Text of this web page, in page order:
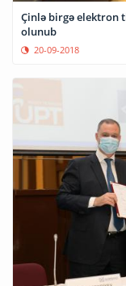
Çinlə birgə elektron
olunub
20-09-2018